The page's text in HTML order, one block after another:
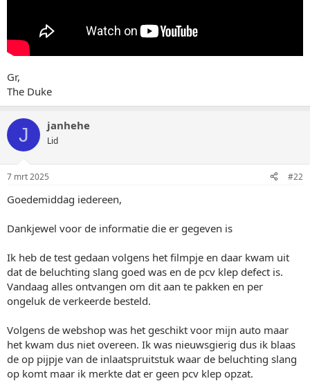
Gr,
The Duke
J janhehe
Lid
7 mrt 2025 #22
Goedemiddag iedereen,
Dankjewel voor de informatie die er gegeven is
Ik heb de test gedaan volgens het filmpje en daar kwam uit
dat de beluchting slang goed was en de pcv klep defect is.
Vandaag alles ontvangen om dit aan te pakken en per
ongeluk de verkeerde besteld.
Volgens de webshop was het geschikt voor mijn auto maar
het kwam dus niet overeen. Ik was nieuwsgierig dus ik blaas
de op pijpje van de inlaatspruitstuk waar de beluchting slang
op komt maar ik merkte dat er geen pcv klep opzat.